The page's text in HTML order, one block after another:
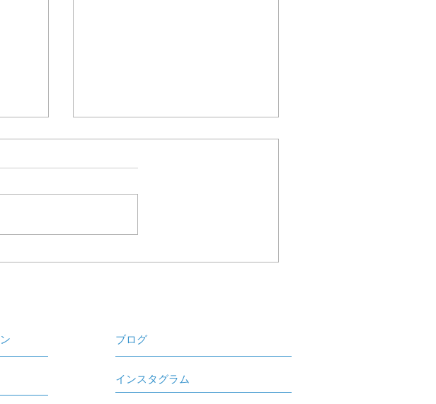
ブログ
インスタグラム